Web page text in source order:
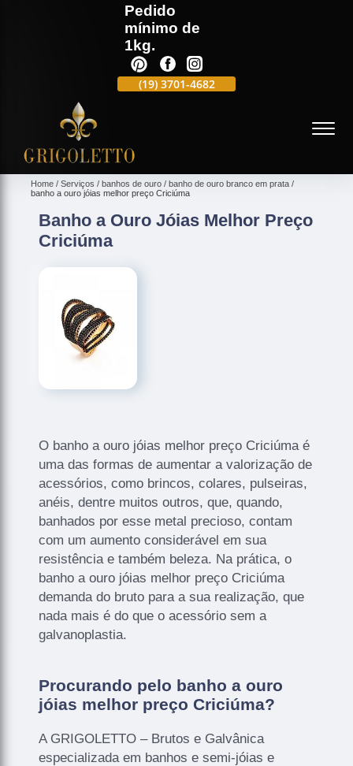
Pedido
mínimo de
1kg.
(19) 3701-4682 (19)
Home Serviços banhos de ouro
banho de ouro branco em prata
banho a ouro jóias melhor preço Criciúma
Banho a Ouro Jóias Melhor Preço
Criciúma
O banho a ouro jóias melhor preço Criciúma é
uma das formas de aumentar a valorização de
acessórios, como brincos, colares, pulseiras,
anéis, dentre muitos outros, que, quando,
banhados por esse metal precioso, contam
com um aumento considerável em sua
resistência e também beleza. Na prática, o
banho a ouro jóias melhor preço Criciúma
demanda do bruto para a sua realização, que
nada mais é do que o acessório sem a
galvanoplastia.
Procurando pelo banho a ouro
jóias melhor preço Criciúma?
A GRIGOLETTO – Brutos e Galvânica
especializada em banhos e semi-jóias e